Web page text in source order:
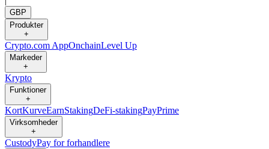
GBP
Produkter
+
Crypto.com AppOnchainLevel Up
Markeder
+
Krypto
Funktioner
+
KortKurveEarnStakingDeFi-stakingPayPrime
Virksomheder
+
CustodyPay for forhandlere